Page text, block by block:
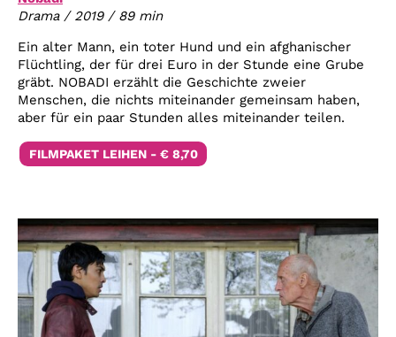
Drama / 2019 / 89 min
Ein alter Mann, ein toter Hund und ein afghanischer
Flüchtling, der für drei Euro in der Stunde eine Grube
gräbt. NOBADI erzählt die Geschichte zweier
Menschen, die nichts miteinander gemeinsam haben,
aber für ein paar Stunden alles miteinander teilen.
FILMPAKET LEIHEN - € 8,70